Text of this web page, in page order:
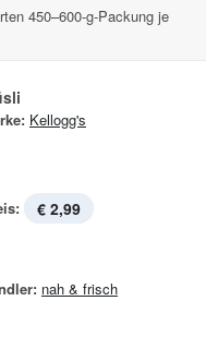
450–600-g-Packung je
Kellogg's
€ 2,99
nah & frisch